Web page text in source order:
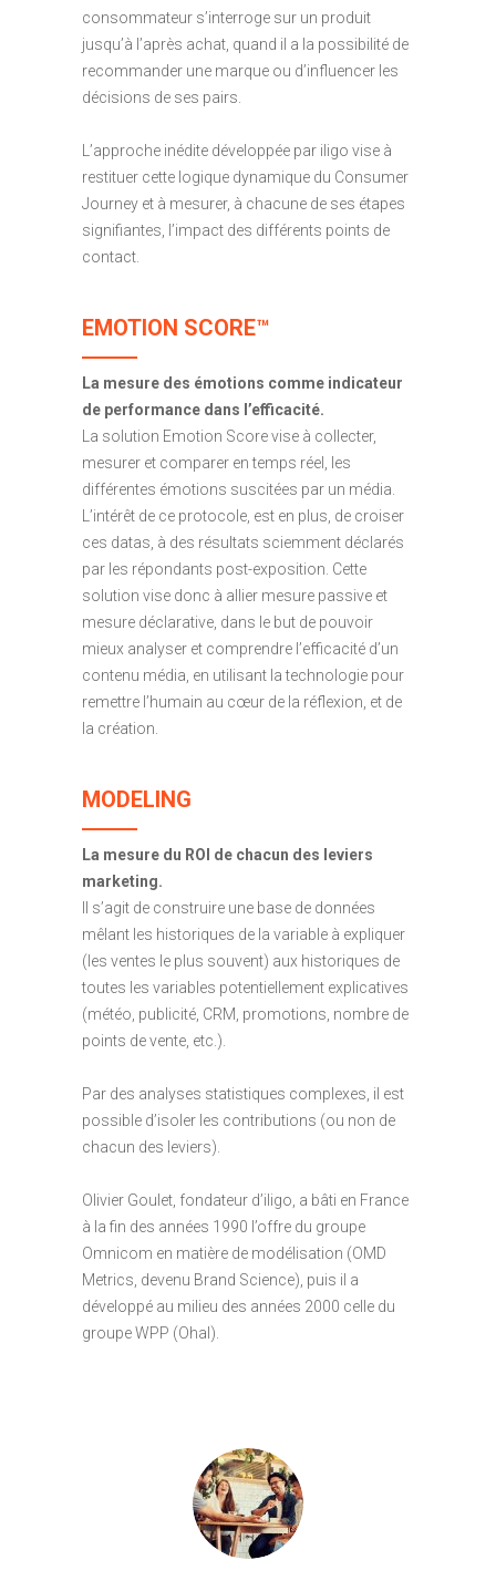
consommateur s’interroge sur un produit
jusqu’à l’après achat, quand il a la possibilité de
recommander une marque ou d’influencer les
décisions de ses pairs.
L’approche inédite développée par iligo vise à
restituer cette logique dynamique du Consumer
Journey et à mesurer, à chacune de ses étapes
signifiantes, l’impact des différents points de
contact.
EMOTION SCORE™
La mesure des émotions comme indicateur
de performance dans l’efficacité.
La solution Emotion Score vise à collecter,
mesurer et comparer en temps réel, les
différentes émotions suscitées par un média.
L’intérêt de ce protocole, est en plus, de croiser
ces datas, à des résultats sciemment déclarés
par les répondants post-exposition. Cette
solution vise donc à allier mesure passive et
mesure déclarative, dans le but de pouvoir
mieux analyser et comprendre l’efficacité d’un
contenu média, en utilisant la technologie pour
remettre l’humain au cœur de la réflexion, et de
la création.
MODELING
La mesure du ROI de chacun des leviers
marketing.
Il s’agit de construire une base de données
mêlant les historiques de la variable à expliquer
(les ventes le plus souvent) aux historiques de
toutes les variables potentiellement explicatives
(météo, publicité, CRM, promotions, nombre de
points de vente, etc.).
Par des analyses statistiques complexes, il est
possible d’isoler les contributions (ou non de
chacun des leviers).
Olivier Goulet, fondateur d’iligo, a bâti en France
à la fin des années 1990 l’offre du groupe
Omnicom en matière de modélisation (OMD
Metrics, devenu Brand Science), puis il a
développé au milieu des années 2000 celle du
groupe WPP (Ohal).